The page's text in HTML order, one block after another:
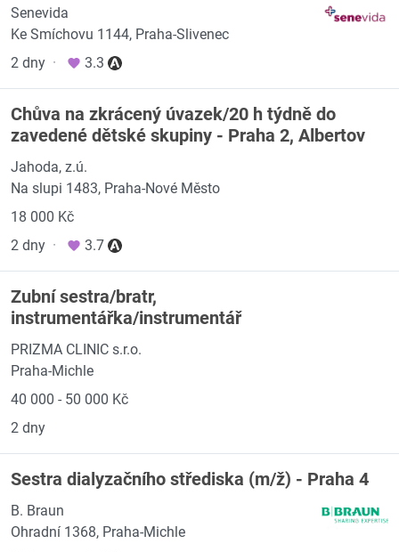
Senevida
Ke Smíchovu 1144, Praha-Slivenec
2 dny · 3.3
Chůva na zkrácený úvazek/20 h týdně do
zavedené dětské skupiny - Praha 2, Albertov
Jahoda, z.ú.
Na slupi 1483, Praha-Nové Město
18 000 Kč
2 dny · 3.7
Zubní sestra/bratr,
instrumentářka/instrumentář
PRIZMA CLINIC s.r.o.
Praha-Michle
40 000 - 50 000 Kč
2 dny
Sestra dialyzačního střediska (m/ž) - Praha 4
B. Braun
Ohradní 1368, Praha-Michle